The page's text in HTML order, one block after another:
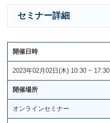
セミナー詳細
開催日時
2023年02月02日(木) 10:30 ~ 17:30
開催場所
オンラインセミナー